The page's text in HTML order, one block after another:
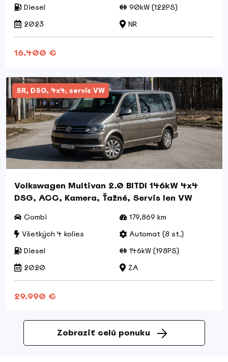
Diesel
90kW (122PS)
2023
NR
16.400 €
SR, DSG, 4x4, servis VW
Volkswagen Multivan 2.0 BITDI 146kW 4x4
DSG, ACC, Kamera, Ťažné, Servis len VW
Combi
179,869 km
Všetkých 4 kolies
Automat (8 st.)
Diesel
146kW (198PS)
2020
ZA
29.990 €
Zobraziť celú ponuku